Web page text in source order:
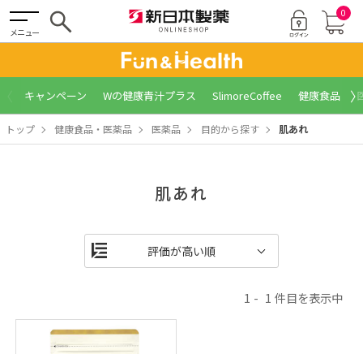
メニュー
0
キャンペーン Wの健康青汁プラス SlimoreCoffee 健康食品 〉
トップ 健康食品・医薬品 医薬品 目的から探す 肌あれ
肌あれ
1 1